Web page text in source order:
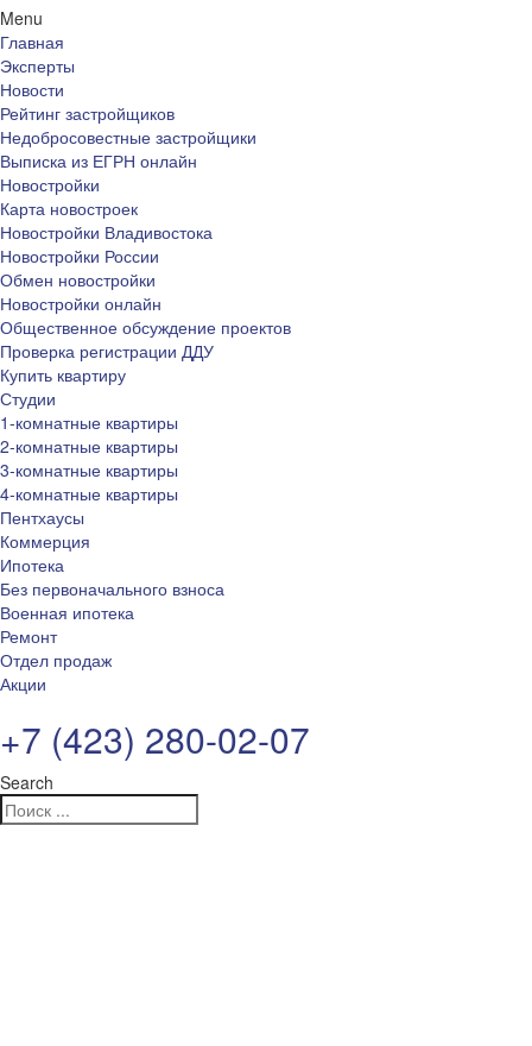
Menu
Главная
Эксперты
Новости
Рейтинг застройщиков
Недобросовестные застройщики
Выписка из ЕГРН онлайн
Новостройки
Карта новостроек
Новостройки Владивостока
Новостройки России
Обмен новостройки
Новостройки онлайн
Общественное обсуждение проектов
Проверка регистрации ДДУ
Купить квартиру
Студии
1-комнатные квартиры
2-комнатные квартиры
3-комнатные квартиры
4-комнатные квартиры
Пентхаусы
Коммерция
Ипотека
Без первоначального взноса
Военная ипотека
Ремонт
Отдел продаж
Акции
+7 (423) 280-02-07
Search